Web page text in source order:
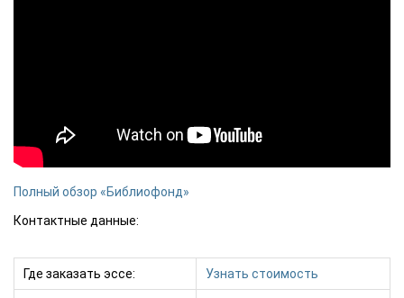
Полный обзор «Библиофонд»
Контактные данные:
Где заказать эссе: Узнать стоимость